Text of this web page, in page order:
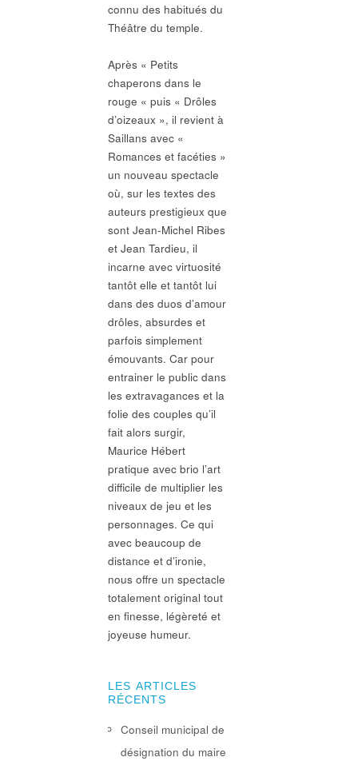
connu des habitués du
Théâtre du temple.
Après « Petits
chaperons dans le
rouge « puis « Drôles
d’oizeaux », il revient à
Saillans avec «
Romances et facéties »
un nouveau spectacle
où, sur les textes des
auteurs prestigieux que
sont Jean-Michel Ribes
et Jean Tardieu, il
incarne avec virtuosité
tantôt elle et tantôt lui
dans des duos d’amour
drôles, absurdes et
parfois simplement
émouvants. Car pour
entrainer le public dans
les extravagances et la
folie des couples qu’il
fait alors surgir,
Maurice Hébert
pratique avec brio l’art
difficile de multiplier les
niveaux de jeu et les
personnages. Ce qui
avec beaucoup de
distance et d’ironie,
nous offre un spectacle
totalement original tout
en finesse, légèreté et
joyeuse humeur.
LES ARTICLES
RÉCENTS
Conseil municipal de
désignation du maire